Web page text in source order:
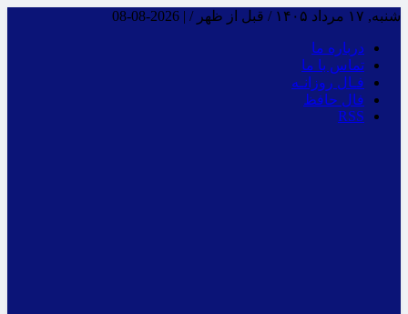
شنبه, ۱۷ مرداد ۱۴۰۵ / قبل از ظهر / |
2026-08-08
درباره ما
تماس با ما
فـال روزانـه
فال حافظ
RSS